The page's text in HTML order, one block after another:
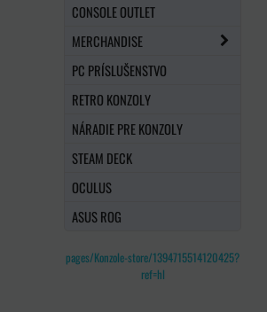
CONSOLE OUTLET
MERCHANDISE
PC PRÍSLUŠENSTVO
RETRO KONZOLY
NÁRADIE PRE KONZOLY
STEAM DECK
OCULUS
ASUS ROG
pages/Konzole-store/1394715514120425?
ref=hl